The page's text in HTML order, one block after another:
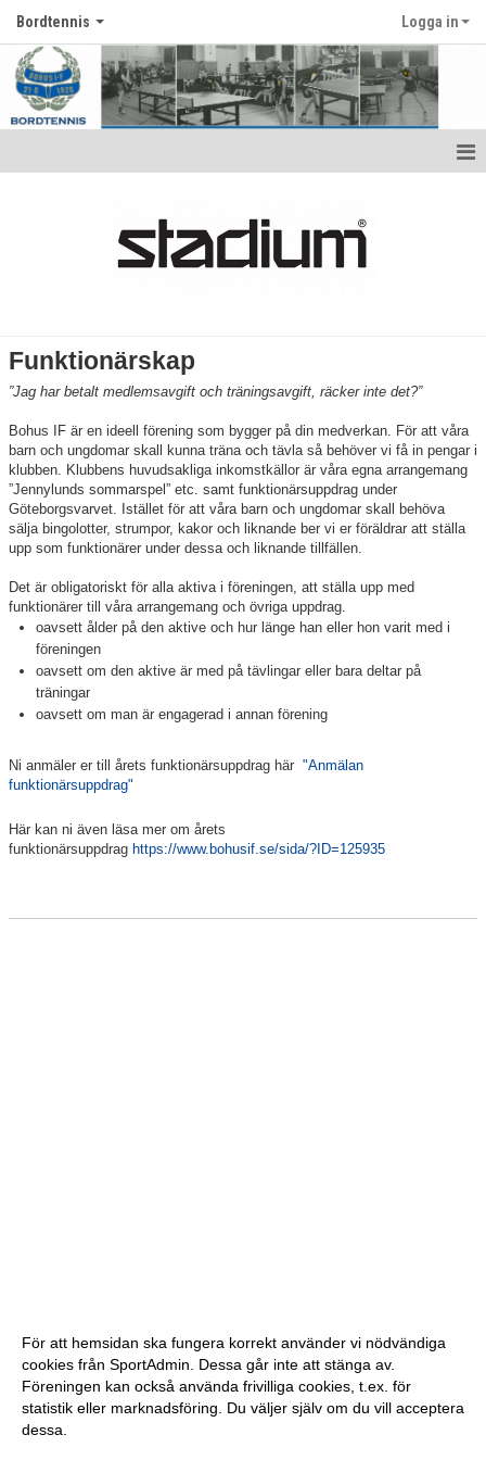
Bordtennis Logga in
Kontaktuppgifter tränare
Anmälan funktionärsuppdrag
Funktionärskap
”Jag har betalt medlemsavgift och träningsavgift, räcker inte det?”
Bohus IF är en ideell förening som bygger på din medverkan. För att våra
barn och ungdomar skall kunna träna och tävla så behöver vi få in pengar i
klubben. Klubbens huvudsakliga inkomstkällor är våra egna arrangemang
”Jennylunds sommarspel” etc. samt funktionärsuppdrag under
Göteborgsvarvet. Istället för att våra barn och ungdomar skall behöva
sälja bingolotter, strumpor, kakor och liknande ber vi er föräldrar att ställa
upp som funktionärer under dessa och liknande tillfällen.
Det är obligatoriskt för alla aktiva i föreningen, att ställa upp med
funktionärer till våra arrangemang och övriga uppdrag.
oavsett ålder på den aktive och hur länge han eller hon varit med i
föreningen
oavsett om den aktive är med på tävlingar eller bara deltar på
träningar
oavsett om man är engagerad i annan förening
Ni anmäler er till årets funktionärsuppdrag här "Anmälan
funktionärsuppdrag"
Här kan ni även läsa mer om årets
funktionärsuppdrag https://www.bohusif.se/sida/?ID=125935
För att hemsidan ska fungera korrekt använder vi nödvändiga
cookies från SportAdmin. Dessa går inte att stänga av.
Föreningen kan också använda frivilliga cookies, t.ex. för
statistik eller marknadsföring. Du väljer själv om du vill acceptera
dessa.